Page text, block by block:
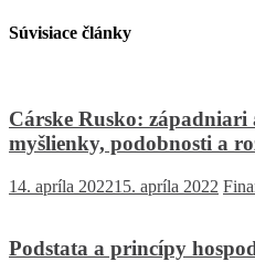
Súvisiace články
Cárske Rusko:
myšlienky, podobnosti a
14. apríla 202215. apríla 2022
Podstata a princípy